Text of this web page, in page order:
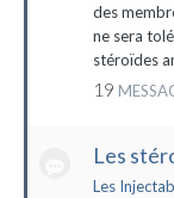
des
ne sera
stéroïdes
19
Les
Les